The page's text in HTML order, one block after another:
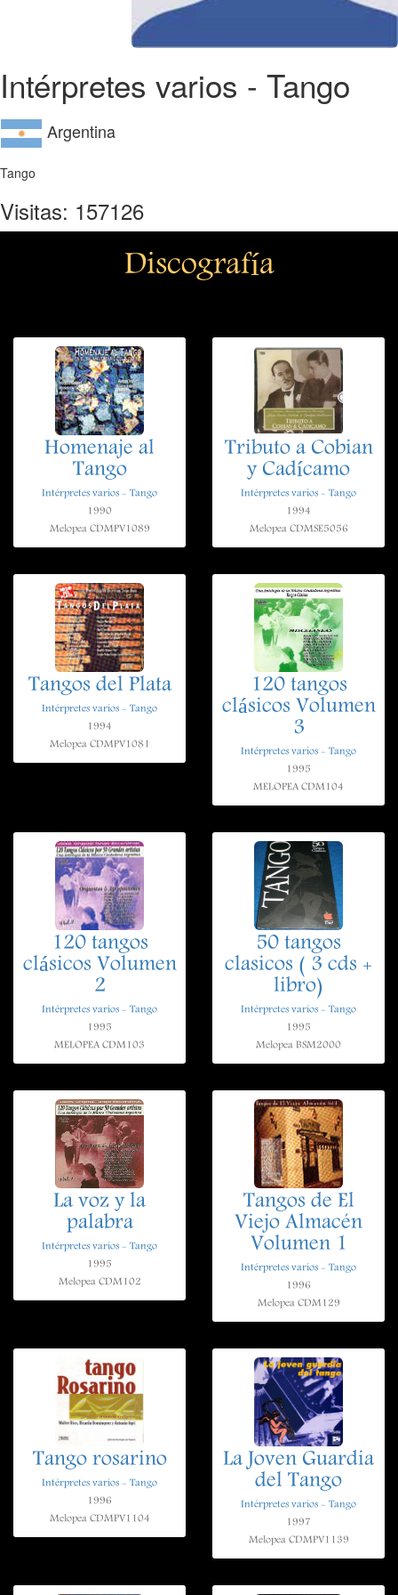
Intérpretes varios - Tango
Argentina
Tango
Visitas: 157126
Discografía
Homenaje al
Tango
Intérpretes varios - Tango
1990
Melopea CDMPV1089
Tributo a Cobian
y Cadícamo
Intérpretes varios - Tango
1994
Melopea CDMSE5056
Tangos del Plata
Intérpretes varios - Tango
1994
Melopea CDMPV1081
120 tangos
clásicos Volumen
3
Intérpretes varios - Tango
1995
MELOPEA CDM104
120 tangos
clásicos Volumen
2
Intérpretes varios - Tango
1995
MELOPEA CDM103
50 tangos
clasicos ( 3 cds +
libro)
Intérpretes varios - Tango
1995
Melopea BSM2000
La voz y la
palabra
Intérpretes varios - Tango
1995
Melopea CDM102
Tangos de El
Viejo Almacén
Volumen 1
Intérpretes varios - Tango
1996
Melopea CDM129
Tango rosarino
Intérpretes varios - Tango
1996
Melopea CDMPV1104
La Joven Guardia
del Tango
Intérpretes varios - Tango
1997
Melopea CDMPV1139